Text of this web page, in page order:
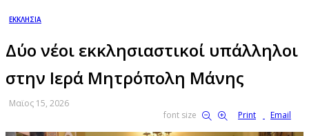
ΕΚΚΛΗΣΙΑ
Δύο νέοι εκκλησιαστικοί υπάλληλοι
στην Ιερά Μητρόπολη Μάνης
Μαϊος 15, 2026
font size
Print Email